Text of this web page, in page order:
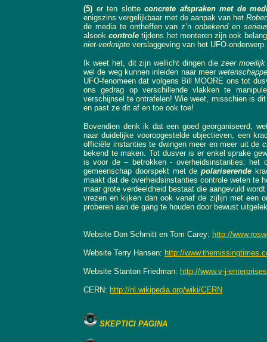
(5) er ten slotteconcrete afspraken met de
enigszins vergelijkbaar met de aanpak van het
de media te ontheffen van z’nonbekenden
alsookcontrole tijdens het monteren zijn ook
niet-verknipte verslaggeving van het UFO-onderwerp.
Ik weet het, dit zijn wellicht dingen die zeer moeilijk
wel de weg kunnen inleiden naar meer
UFO-fenomeen dat volgens Bill MOORE ons tot
ons gedrag op verschillende vlakken te
verschijnsel te ontrafelen! Wie weet, misschien is
en past ze dit af en toe ook toe!
Bovendien denk ik dat een goed georganiseerd,
naar duidelijke vooropgestelde objectieven, een
officiële instanties te dwingen meer en meer uit de
bekend te maken. Tot dusver is er enkel sprake
is voor de – betrokken - overheidsinstanties: het
gemeenschap doorspekt met depolariserende
maakt dat de overheidsinstanties controle weten te
maar grote verdeeldheid bestaat die aangevuld
vrezen en kijken dan ook vanaf de zijlijn met een
proberen aan de gang te houden door bewust
Website Don Schmitt en Tom Carey: http://
Website Terry Hansen: http://
Website Stanton Friedman: http://www.v-j-
CERN: http://nl.wikipedia.org/wiki/CERN
SKEPTICI PAGINA